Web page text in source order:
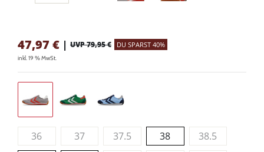
47,97 € | UVP 79,95 € DU SPARST 40%
inkl. 19 % MwSt.
36 37 37.5 38
38.5